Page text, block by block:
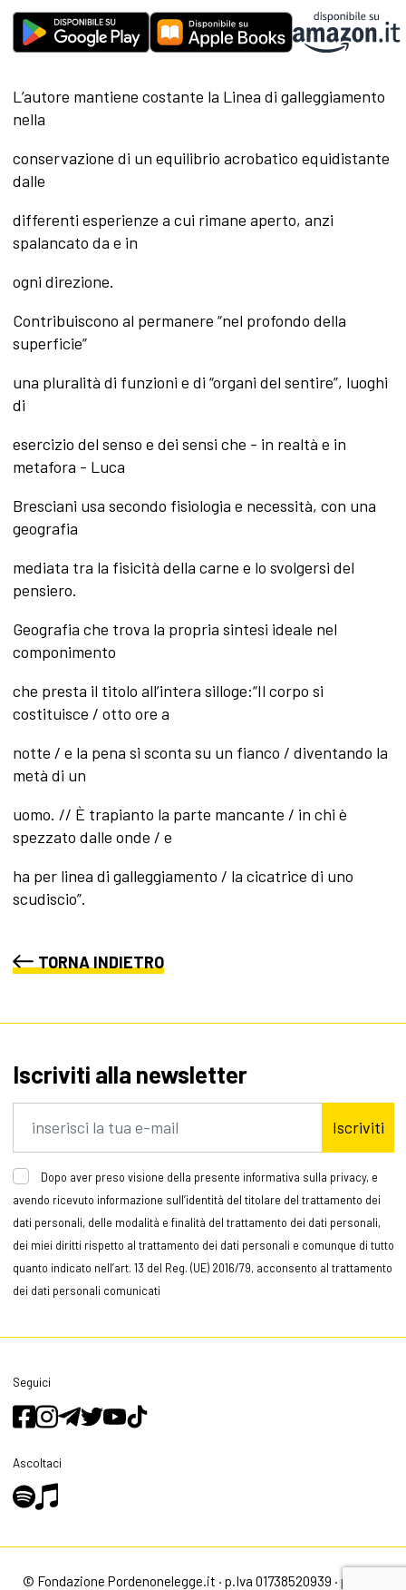
L’autore mantiene costante la Linea di galleggiamento
nella
conservazione di un equilibrio acrobatico equidistante
dalle
differenti esperienze a cui rimane aperto, anzi
spalancato da e in
ogni direzione.
Contribuiscono al permanere “nel profondo della
superficie”
una pluralità di funzioni e di “organi del sentire”, luoghi
di
esercizio del senso e dei sensi che - in realtà e in
metafora - Luca
Bresciani usa secondo fisiologia e necessità, con una
geografia
mediata tra la fisicità della carne e lo svolgersi del
pensiero.
Geografia che trova la propria sintesi ideale nel
componimento
che presta il titolo all’intera silloge:“Il corpo si
costituisce / otto ore a
notte / e la pena si sconta su un fianco / diventando la
metà di un
uomo. // È trapianto la parte mancante / in chi è
spezzato dalle onde / e
ha per linea di galleggiamento / la cicatrice di uno
scudiscio”.
TORNA INDIETRO
Iscriviti alla newsletter
Iscriviti
Dopo aver preso visione della presente informativa sulla privacy, e
avendo ricevuto informazione sull’identità del titolare del trattamento dei
dati personali, delle modalità e finalità del trattamento dei dati personali,
dei miei diritti rispetto al trattamento dei dati personali e comunque di tutto
quanto indicato nell’art. 13 del Reg. (UE) 2016/79, acconsento al trattamento
dei dati personali comunicati
Seguici
Ascoltaci
© Fondazione Pordenonelegge.it · p.Iva 01738520939 · privacy